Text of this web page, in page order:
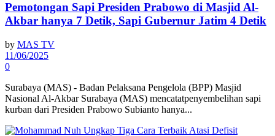
Pemotongan Sapi Presiden Prabowo di Masjid Al-
Akbar hanya 7 Detik, Sapi Gubernur Jatim 4 Detik
by MAS TV
11/06/2025
0
Surabaya (MAS) - Badan Pelaksana Pengelola (BPP) Masjid
Nasional Al-Akbar Surabaya (MAS) mencatatpenyembelihan sapi
kurban dari Presiden Prabowo Subianto hanya...